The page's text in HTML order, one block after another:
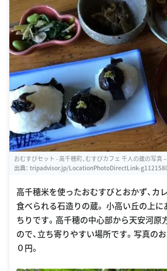
おむすびセット - 高千穂町、むすびカフェ 千人の蔵の写真
出典： tripadvisor.jp/LocationPhotoDirectLink-
高千穂米を使ったおむすびとおかず、カ
食べられる石造りの蔵。 小高い丘の上に
ちりです。高千穂の中心部から天安河原
ので、立ち寄りやすい場所です。写真の
０円。